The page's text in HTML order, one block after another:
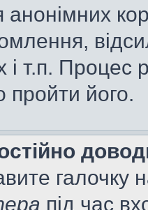
анонімних
і т.п. Процес
його.
галочку
під час